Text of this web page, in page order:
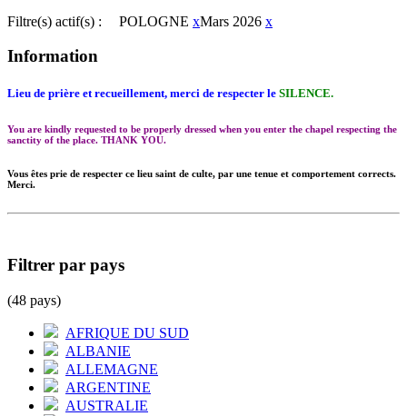
Filtre(s) actif(s) : POLOGNE xMars 2026 x
Information
Lieu de prière et recueillement, merci de respecter le SILENCE.
You are kindly requested to be properly dressed when you enter the chapel respecting the
sanctity of the place. THANK YOU.
Vous êtes prie de respecter ce lieu saint de culte, par une tenue et comportement corrects.
Merci.
Filtrer par pays
(48 pays)
AFRIQUE DU SUD
ALBANIE
ALLEMAGNE
ARGENTINE
AUSTRALIE